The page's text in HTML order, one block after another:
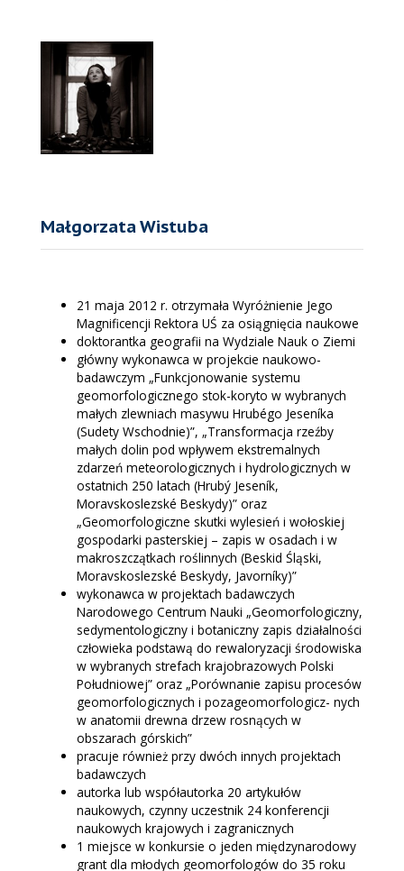
Małgorzata Wistuba
21 maja 2012 r. otrzymała Wyróżnienie Jego
Magnificencji Rektora UŚ za osiągnięcia naukowe
doktorantka geografii na Wydziale Nauk o Ziemi
główny wykonawca w projekcie naukowo-
badawczym „Funkcjonowanie systemu
geomorfologicznego stok-koryto w wybranych
małych zlewniach masywu Hrubégo Jeseníka
(Sudety Wschodnie)”, „Transformacja rzeźby
małych dolin pod wpływem ekstremalnych
zdarzeń meteorologicznych i hydrologicznych w
ostatnich 250 latach (Hrubý Jeseník,
Moravskoslezské Beskydy)” oraz
„Geomorfologiczne skutki wylesień i wołoskiej
gospodarki pasterskiej – zapis w osadach i w
makroszczątkach roślinnych (Beskid Śląski,
Moravskoslezské Beskydy, Javorníky)”
wykonawca w projektach badawczych
Narodowego Centrum Nauki „Geomorfologiczny,
sedymentologiczny i botaniczny zapis działalności
człowieka podstawą do rewaloryzacji środowiska
w wybranych strefach krajobrazowych Polski
Południowej” oraz „Porównanie zapisu procesów
geomorfologicznych i pozageomorfologicz- nych
w anatomii drewna drzew rosnących w
obszarach górskich”
pracuje również przy dwóch innych projektach
badawczych
autorka lub współautorka 20 artykułów
naukowych, czynny uczestnik 24 konferencji
naukowych krajowych i zagranicznych
1 miejsce w konkursie o jeden międzynarodowy
grant dla młodych geomorfologów do 35 roku